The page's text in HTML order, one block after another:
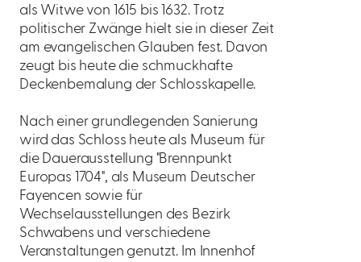
als Witwe von 1615 bis 1632. Trotz
politischer Zwänge hielt sie in dieser Zeit
am evangelischen Glauben fest. Davon
zeugt bis heute die schmuckhafte
Deckenbemalung der Schlosskapelle.
Nach einer grundlegenden Sanierung
wird das Schloss heute als Museum für
die Dauerausstellung "Brennpunkt
Europas 1704", als Museum Deutscher
Fayencen sowie für
Wechselausstellungen des Bezirk
Schwabens und verschiedene
Veranstaltungen genutzt. Im Innenhof